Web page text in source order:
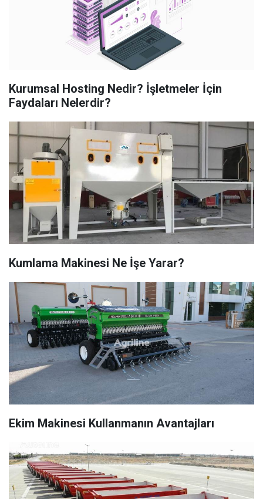
Kurumsal Hosting Nedir? İşletmeler İçin
Faydaları Nelerdir?
Kumlama Makinesi Ne İşe Yarar?
Ekim Makinesi Kullanmanın Avantajları